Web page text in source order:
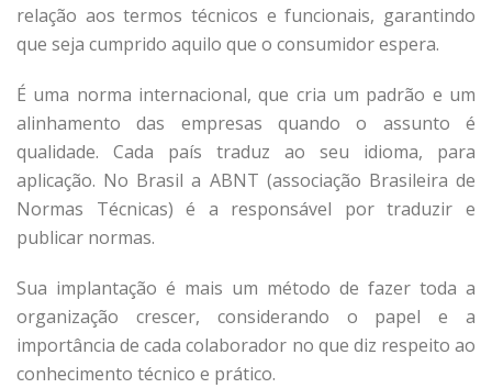
relação aos termos técnicos e funcionais, garantindo
que seja cumprido aquilo que o consumidor espera.
É uma norma internacional, que cria um padrão e um
alinhamento das empresas quando o assunto é
qualidade. Cada país traduz ao seu idioma, para
aplicação. No Brasil a ABNT (associação Brasileira de
Normas Técnicas) é a responsável por traduzir e
publicar normas.
Sua implantação é mais um método de fazer toda a
organização crescer, considerando o papel e a
importância de cada colaborador no que diz respeito ao
conhecimento técnico e prático.